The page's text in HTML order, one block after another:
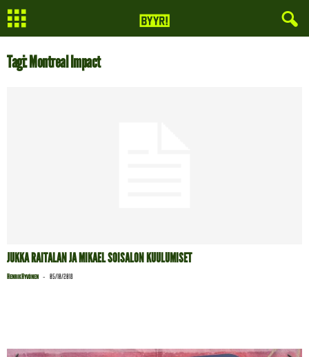
Tagi: Montreal Impact
JUKKA RAITALAN JA MIKAEL SOISALON KUULUMISET
Henrik Hyvönen - 05/10/2018